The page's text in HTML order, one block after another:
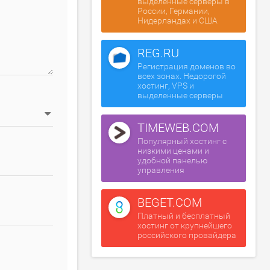
России, Германии,
Нидерландах и США
REG.RU
Регистрация доменов во
всех зонах. Недорогой
хостинг, VPS и
выделенные серверы
TIMEWEB.COM
Популярный хостинг с
низкими ценами и
удобной панелью
управления
BEGET.COM
Платный и бесплатный
хостинг от крупнейшего
российского провайдера